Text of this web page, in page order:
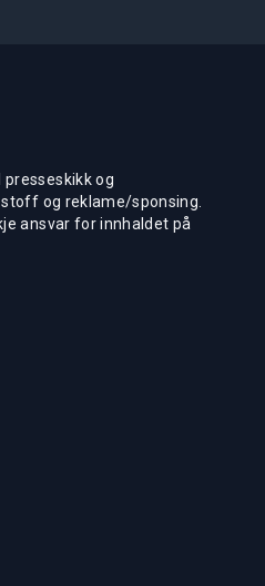
og
og reklame/sponsing.
ansvar for innhaldet på